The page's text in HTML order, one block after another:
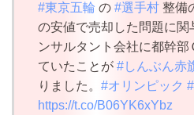
#東京五輪 の #選手村整備
の安値で売却した問題に関
ンサルタント会社に都幹部
ていたことが #しんぶん赤
りました。 #オリンピック
https://t.co/B06YK6xYbz